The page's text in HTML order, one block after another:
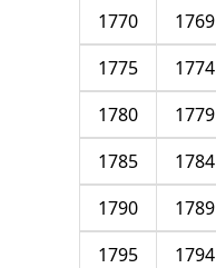
1769
1770
1774
1775
1779
1780
1784
1785
1789
1790
1794
1795